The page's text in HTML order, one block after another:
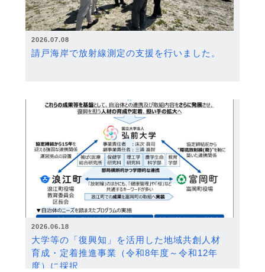
2026.07.08
請戸海岸で放射線測定の支援を行いました。
2026.06.18
大学等の「復興知」を活用した地域共創人材
育成・定着推進事業（令和8年度～令和12年
度）に採択